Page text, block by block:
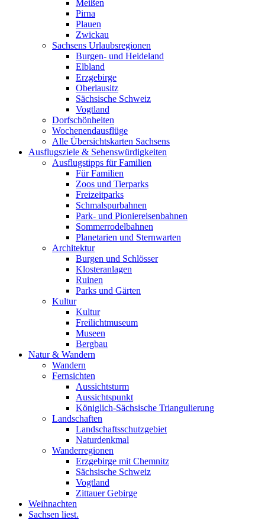
Meißen
Pirna
Plauen
Zwickau
Sachsens Urlaubsregionen
Burgen- und Heideland
Elbland
Erzgebirge
Oberlausitz
Sächsische Schweiz
Vogtland
Dorfschönheiten
Wochenendausflüge
Alle Übersichtskarten Sachsens
Ausflugsziele & Sehenswürdigkeiten
Ausflugstipps für Familien
Für Familien
Zoos und Tierparks
Freizeitparks
Schmalspurbahnen
Park- und Pioniereisenbahnen
Sommerrodelbahnen
Planetarien und Sternwarten
Architektur
Burgen und Schlösser
Klosteranlagen
Ruinen
Parks und Gärten
Kultur
Kultur
Freilichtmuseum
Museen
Bergbau
Natur & Wandern
Wandern
Fernsichten
Aussichtsturm
Aussichtspunkt
Königlich-Sächsische Triangulierung
Landschaften
Landschaftsschutzgebiet
Naturdenkmal
Wanderregionen
Erzgebirge mit Chemnitz
Sächsische Schweiz
Vogtland
Zittauer Gebirge
Weihnachten
Sachsen liest.